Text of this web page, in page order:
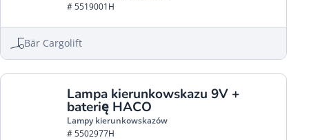
# 5519001H
Bär Cargolift
Lampa kierunkowskazu 9V +
baterię HACO
Lampy kierunkowskazów
# 5502977H